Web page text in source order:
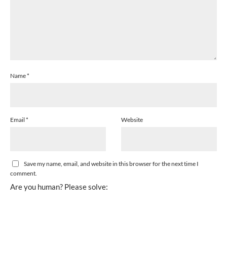
Name*
Email * Website
Save my name, email, and website in this browser for the next time I
comment.
Are you human? Please solve: